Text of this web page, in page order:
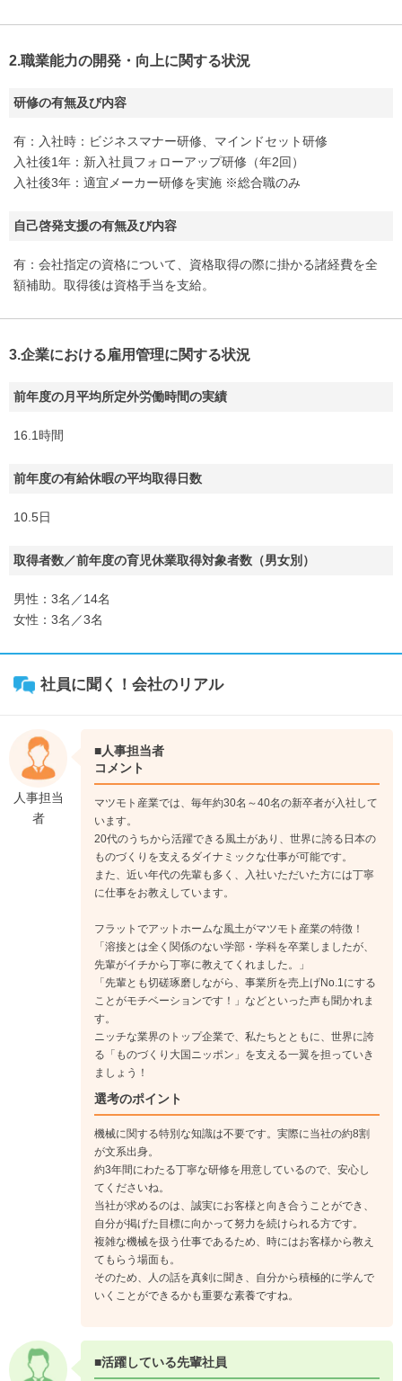
2.職業能力の開発・向上に関する状況
研修の有無及び内容
有：入社時：ビジネスマナー研修、マインドセット研修
入社後1年：新入社員フォローアップ研修（年2回）
入社後3年：適宜メーカー研修を実施 ※総合職のみ
自己啓発支援の有無及び内容
有：会社指定の資格について、資格取得の際に掛かる諸経費を全
額補助。取得後は資格手当を支給。
3.企業における雇用管理に関する状況
前年度の月平均所定外労働時間の実績
16.1時間
前年度の有給休暇の平均取得日数
10.5日
取得者数／前年度の育児休業取得対象者数（男女別）
男性：3名／14名
女性：3名／3名
社員に聞く！会社のリアル
人事担当
者
■人事担当者
コメント
マツモト産業では、毎年約30名～40名の新卒者が入社して
います。
20代のうちから活躍できる風土があり、世界に誇る日本の
ものづくりを支えるダイナミックな仕事が可能です。
また、近い年代の先輩も多く、入社いただいた方には丁寧
に仕事をお教えしています。
フラットでアットホームな風土がマツモト産業の特徴！
「溶接とは全く関係のない学部・学科を卒業しましたが、
先輩がイチから丁寧に教えてくれました。」
「先輩とも切磋琢磨しながら、事業所を売上げNo.1にする
ことがモチベーションです！」などといった声も聞かれま
す。
ニッチな業界のトップ企業で、私たちとともに、世界に誇
る「ものづくり大国ニッポン」を支える一翼を担っていき
ましょう！
選考のポイント
機械に関する特別な知識は不要です。実際に当社の約8割
が文系出身。
約3年間にわたる丁寧な研修を用意しているので、安心し
てくださいね。
当社が求めるのは、誠実にお客様と向き合うことができ、
自分が掲げた目標に向かって努力を続けられる方です。
複雑な機械を扱う仕事であるため、時にはお客様から教え
てもらう場面も。
そのため、人の話を真剣に聞き、自分から積極的に学んで
いくことができるかも重要な素養ですね。
■活躍している先輩社員